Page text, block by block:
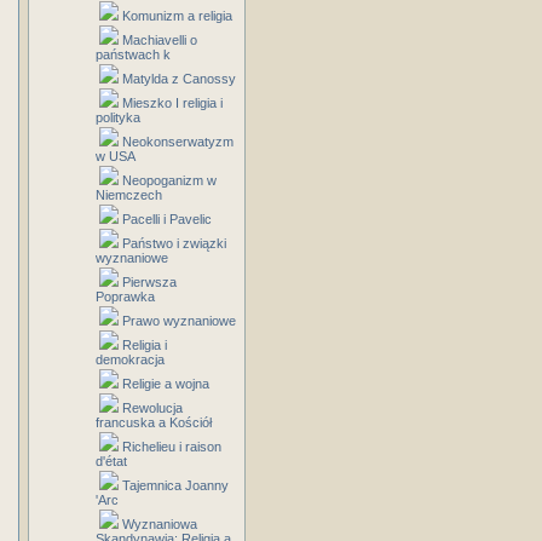
Komunizm a religia
Machiavelli o
państwach k
Matylda z Canossy
Mieszko I religia i
polityka
Neokonserwatyzm
w USA
Neopoganizm w
Niemczech
Pacelli i Pavelic
Państwo i związki
wyznaniowe
Pierwsza
Poprawka
Prawo wyznaniowe
Religia i
demokracja
Religie a wojna
Rewolucja
francuska a Kościół
Richelieu i raison
d'état
Tajemnica Joanny
'Arc
Wyznaniowa